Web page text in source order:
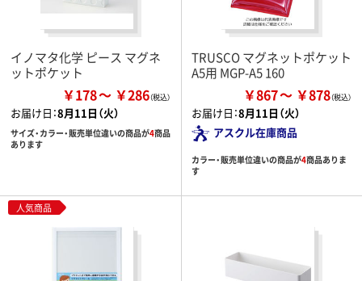
イノマタ化学 ピース マグネ
ットポケット
￥178 ￥286
お届け日：8月11日（火）
サイズ・カラー・販売単位違いの商品が4商品
あります
TRUSCO マグネットポケット
A5用 MGP-A5 160
￥867 ￥878
お届け日：8月11日（火）
アスクル在庫商品
カラー・販売単位違いの商品が4商品ありま
す
人気商品